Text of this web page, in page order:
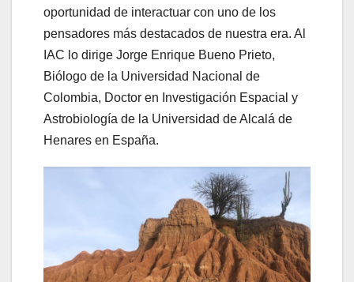
oportunidad de interactuar con uno de los
pensadores más destacados de nuestra era. Al
IAC lo dirige Jorge Enrique Bueno Prieto,
Biólogo de la Universidad Nacional de
Colombia, Doctor en Investigación Espacial y
Astrobiología de la Universidad de Alcalá de
Henares en España.